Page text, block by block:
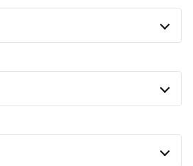
+10 €
+34,81 €
+131,54 €